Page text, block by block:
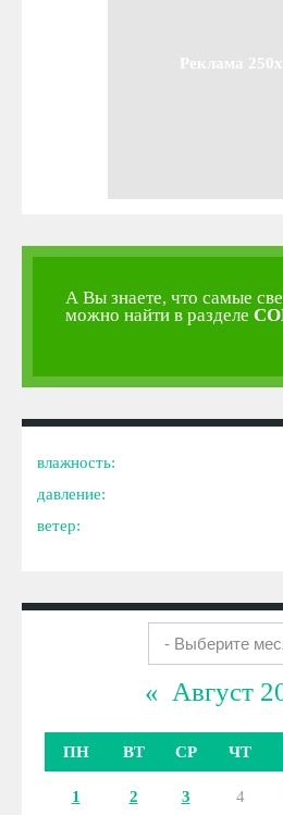
Реклама
А Вы знаете, что самые
можно найти в разделе
влажность:
давление:
ветер:
« Август
ПН ВТ СР ЧТ
1 2 3 4